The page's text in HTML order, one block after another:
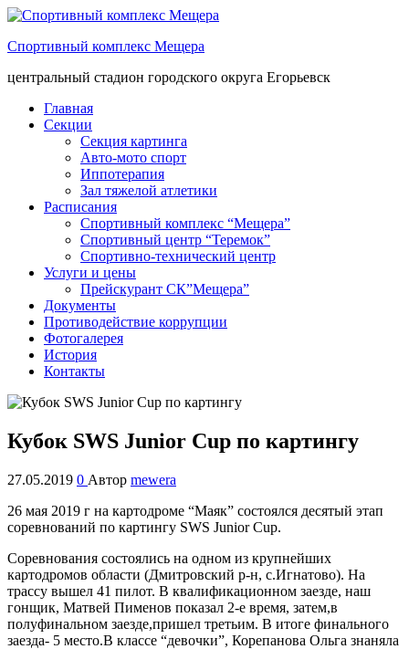
Спортивный комплекс Мещера
центральный стадион городского округа Егорьевск
Главная
Секции
Секция картинга
Авто-мото спорт
Иппотерапия
Зал тяжелой атлетики
Расписания
Спортивный комплекс “Мещера”
Спортивный центр “Теремок”
Спортивно-технический центр
Услуги и цены
Прейскурант СК”Мещера”
Документы
Противодействие коррупции
Фотогалерея
История
Контакты
Кубок SWS Junior Cup по картингу
27.05.2019 0 Автор mewera
26 мая 2019 г на картодроме “Маяк” состоялся десятый этап
соревнований по картингу SWS Junior Cup.
Соревнования состоялись на одном из крупнейших
картодромов области (Дмитровский р-н, с.Игнатово). На
трассу вышел 41 пилот. В квалификационном заезде, наш
гонщик, Матвей Пименов показал 2-е время, затем,в
полуфинальном заезде,пришел третьим. В итоге финального
заезда- 5 место.В классе “девочки”, Корепанова Ольга знаняла